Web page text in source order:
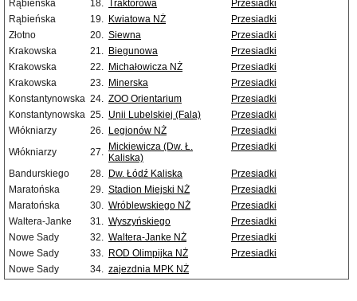
Rąbieńska
18. Traktorowa
Przesiadki
Rąbieńska
19. Kwiatowa NŻ
Przesiadki
Złotno
20. Siewna
Przesiadki
Krakowska
21. Biegunowa
Przesiadki
Krakowska
22. Michałowicza NŻ
Przesiadki
Krakowska
23. Minerska
Przesiadki
Konstantynowska 24. ZOO Orientarium
Przesiadki
Konstantynowska 25. Unii Lubelskiej (Fala)
Przesiadki
Włókniarzy
26. Legionów NŻ
Przesiadki
Włókniarzy
27. Mickiewicza (Dw. Ł.
Kaliska)
Przesiadki
Bandurskiego 28. Dw. Łódź Kaliska
Przesiadki
Maratońska
29. Stadion Miejski NŻ
Przesiadki
Maratońska
30. Wróblewskiego NŻ
Przesiadki
Waltera-Janke
31. Wyszyńskiego
Przesiadki
Nowe Sady
32. Waltera-Janke NŻ
Przesiadki
Nowe Sady
33. ROD Olimpijka NŻ
Przesiadki
Nowe Sady
34. zajezdnia MPK NŻ